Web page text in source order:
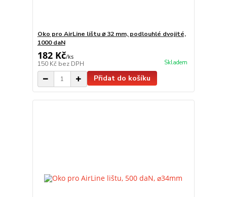
Oko pro AirLine lištu ⌀ 32 mm, podlouhlé dvojité,
1000 daN
182 Kč/ks
150 Kč bez DPH Skladem
Přidat do košíku